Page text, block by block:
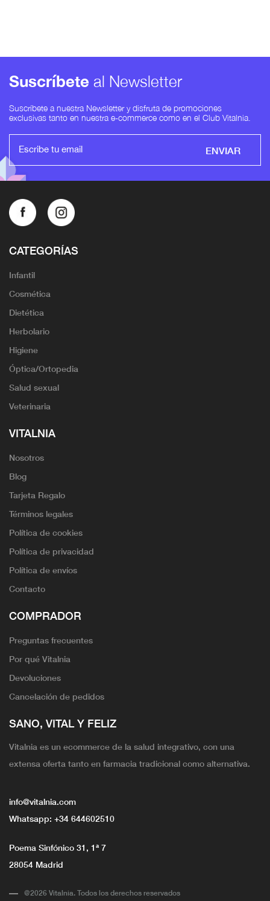
Suscríbete al Newsletter
Suscríbete a nuestra Newsletter y disfruta de promociones
exclusivas tanto en nuestra e-commerce como en el Club Vitalnia.
ENVIAR
CATEGORÍAS
Infantil
Cosmética
Dietética
Herbolario
Higiene
Óptica/Ortopedia
Salud sexual
Veterinaria
VITALNIA
Nosotros
Blog
Tarjeta Regalo
Términos legales
Política de cookies
Política de privacidad
Política de envíos
Contacto
COMPRADOR
Preguntas frecuentes
Por qué Vitalnia
Devoluciones
Cancelación de pedidos
SANO, VITAL Y FELIZ
Vitalnia es un ecommerce de la salud integrativo, con una
extensa oferta tanto en farmacia tradicional como alternativa.
info@vitalnia.com
Whatsapp: +34 644602510
Poema Sinfónico 31, 1ª 7
28054 Madrid
@2026 Vitalnia. Todos los derechos reservados